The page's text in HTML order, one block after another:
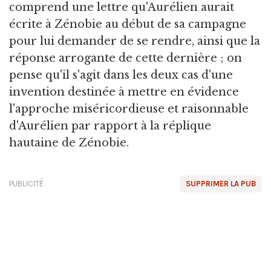
comprend une lettre qu'Aurélien aurait
écrite à Zénobie au début de sa campagne
pour lui demander de se rendre, ainsi que la
réponse arrogante de cette dernière ; on
pense qu'il s'agit dans les deux cas d'une
invention destinée à mettre en évidence
l'approche miséricordieuse et raisonnable
d'Aurélien par rapport à la réplique
hautaine de Zénobie.
SUPPRIMER LA PUB
PUBLICITÉ